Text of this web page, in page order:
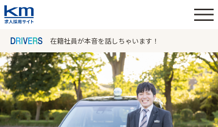
在籍社員が本音を話しちゃいます！